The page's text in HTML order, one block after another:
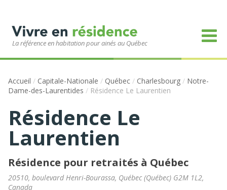
La référence en habitation pour ainés au Québec
Accueil / Capitale-Nationale / Québec / Charlesbourg / Notre-
Dame-des-Laurentides / Résidence Le Laurentien
Résidence Le
Laurentien
Résidence pour retraités à Québec
20510, boulevard Henri-Bourassa, Québec(Québec) G2M 1L2,
Canada